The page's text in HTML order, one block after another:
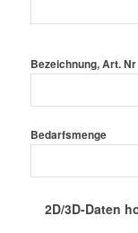
lasse
leer.
Bezeichnung, Art. Nr
Bedarfsmenge
2D/3D-Daten